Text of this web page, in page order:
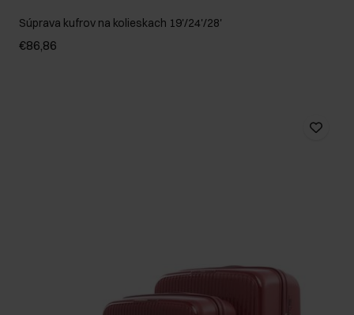
Súprava kufrov na kolieskach 19'/24'/28'
€86,86